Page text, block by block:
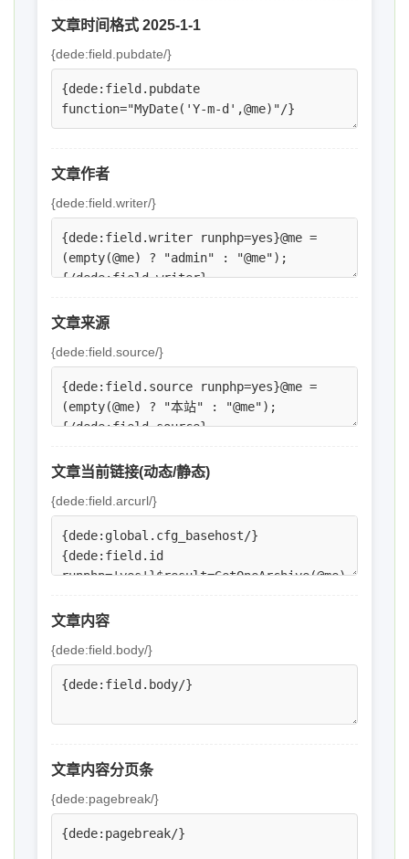
文章时间格式 2025-1-1
{dede:field.pubdate/}
文章作者
{dede:field.writer/}
文章来源
{dede:field.source/}
文章当前链接(动态/静态)
{dede:field.arcurl/}
文章内容
{dede:field.body/}
文章内容分页条
{dede:pagebreak/}